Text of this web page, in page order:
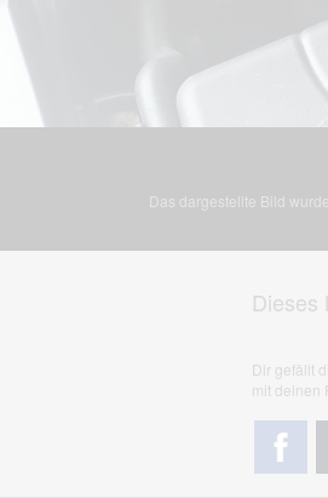
Das dargestellte Bild
Dieses
Dir gefällt
mit deinen